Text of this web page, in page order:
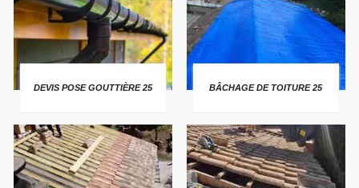
DEVIS POSE GOUTTIÈRE 25 BÂCHAGE DE TOITURE 25